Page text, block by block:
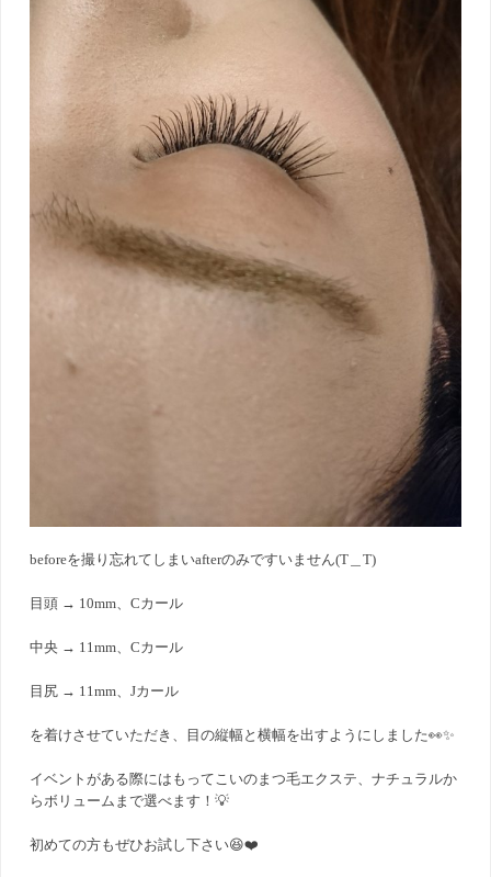
beforeを撮り忘れてしまいafterのみですいません(T＿T)
目頭 → 10mm、Cカール
中央 → 11mm、Cカール
目尻 → 11mm、Jカール
を着けさせていただき、目の縦幅と横幅を出すようにしました👀✨
イベントがある際にはもってこいのまつ毛エクステ、ナチュラルか
らボリュームまで選べます！💡
初めての方もぜひお試し下さい😆❤️